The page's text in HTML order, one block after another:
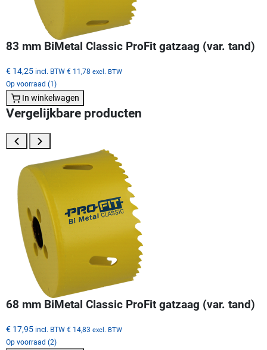
83 mm BiMetal Classic ProFit gatzaag (var. tand)
€ 14,25 incl. BTW € 11,78 excl. BTW
Op voorraad (1)
In winkelwagen
Vergelijkbare producten
68 mm BiMetal Classic ProFit gatzaag (var. tand)
€ 17,95 incl. BTW € 14,83 excl. BTW
Op voorraad (2)